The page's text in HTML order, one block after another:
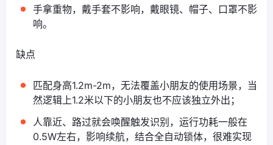
手拿重物，戴手套不影响，戴眼镜、帽子、口罩不影
响。
缺点
匹配身高1.2m-2m，无法覆盖小朋友的使用场景，当
然逻辑上1.2米以下的小朋友也不应该独立外出；
人靠近、路过就会唤醒触发识别，运行功耗一般在
0.5W左右，影响续航，结合全自动锁体，很难实现